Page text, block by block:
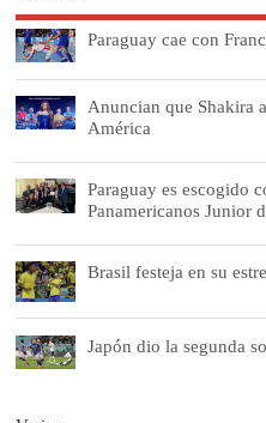
Paraguay cae con
Anuncian que Shakira
América
Paraguay es escogido
Panamericanos Junior
Brasil festeja en su
Japón dio la segunda